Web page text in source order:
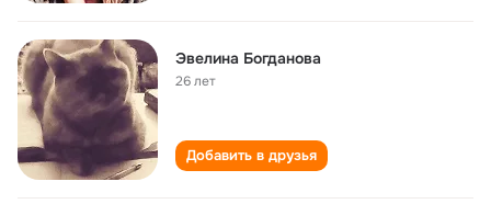
Эвелина Богданова
26 лет
Добавить в друзья